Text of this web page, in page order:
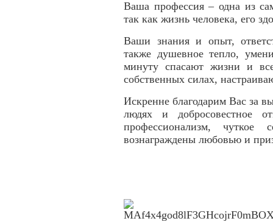
Ваша профессия – одна из
так как жизнь человека, его
Ваши знания и опыт,
также душевное тепло,
минуту спасают жизни и
собственных силах,
Искренне благодарим Вас за
людях и добросовестное
профессионализм,
вознаграждены любовью и